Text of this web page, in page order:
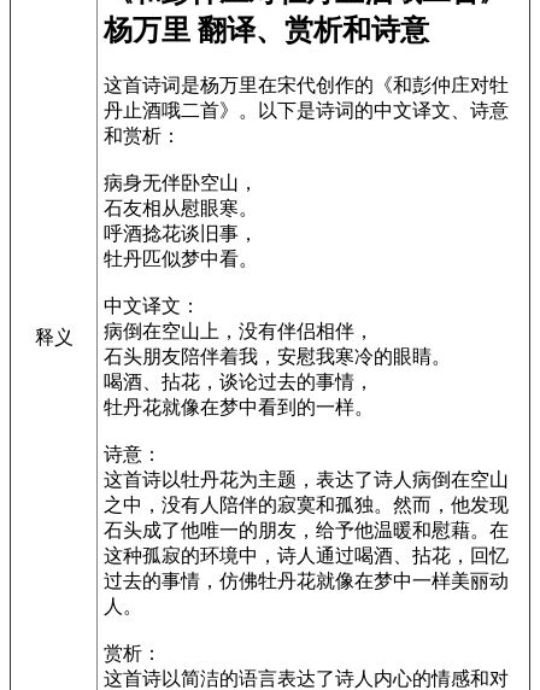
释义
杨万里 翻译、赏析和诗意
这首诗词是杨万里在宋代创作的《和彭仲庄对牡
丹止酒哦二首》。以下是诗词的中文译文、诗意
和赏析：
病身无伴卧空山，
石友相从慰眼寒。
呼酒捻花谈旧事，
牡丹匹似梦中看。
中文译文：
病倒在空山上，没有伴侣相伴，
石头朋友陪伴着我，安慰我寒冷的眼睛。
喝酒、拈花，谈论过去的事情，
牡丹花就像在梦中看到的一样。
诗意：
这首诗以牡丹花为主题，表达了诗人病倒在空山
之中，没有人陪伴的寂寞和孤独。然而，他发现
石头成了他唯一的朋友，给予他温暖和慰藉。在
这种孤寂的环境中，诗人通过喝酒、拈花，回忆
过去的事情，仿佛牡丹花就像在梦中一样美丽动
人。
赏析：
这首诗以简洁的语言表达了诗人内心的情感和对